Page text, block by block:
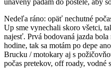
Nedeľa ráno: opäť nechutné
Up sme vynechali skoro všetci,
najesť. Prvá bodovaná jazda
hodine, tak sa motám po depe
Brucku / motokary aj s
počas pretekov, off roady, vodné